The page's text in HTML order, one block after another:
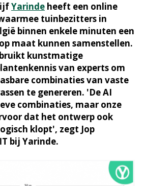
Yarinde heeft een online
tuinbezitters in
binnen enkele minuten een
maat kunnen samenstellen.
kunstmatige
van experts om
combinaties van vaste
te genereren. 'De AI
combinaties, maar onze
dat het ontwerp ook
klopt', zegt Jop
bij Yarinde.